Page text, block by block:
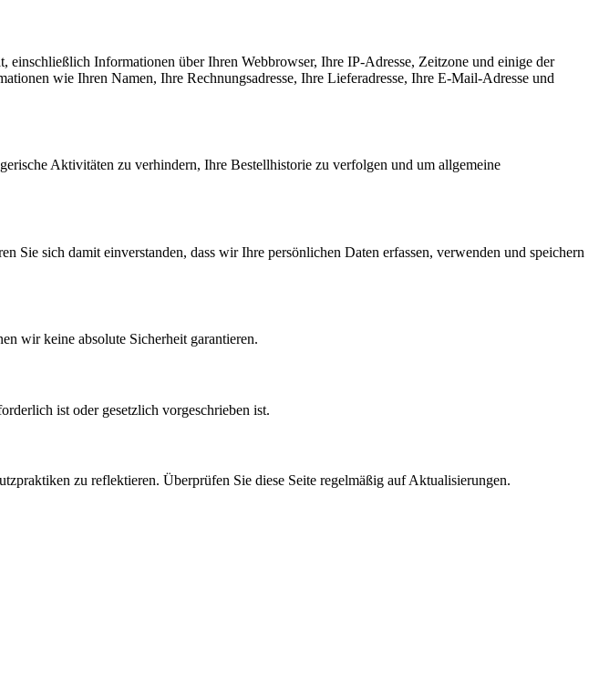
Informationen über Ihren Webbrowser, Ihre IP-Adresse, Zeitzone und einige der
wie Ihren Namen, Ihre Rechnungsadresse, Ihre Lieferadresse, Ihre E-Mail-Adresse und
Aktivitäten zu verhindern, Ihre Bestellhistorie zu verfolgen und um allgemeine
Sie sich damit einverstanden, dass wir Ihre persönlichen Daten erfassen, verwenden und speichern
wir keine absolute Sicherheit garantieren.
ist oder gesetzlich vorgeschrieben ist.
zu reflektieren. Überprüfen Sie diese Seite regelmäßig auf Aktualisierungen.